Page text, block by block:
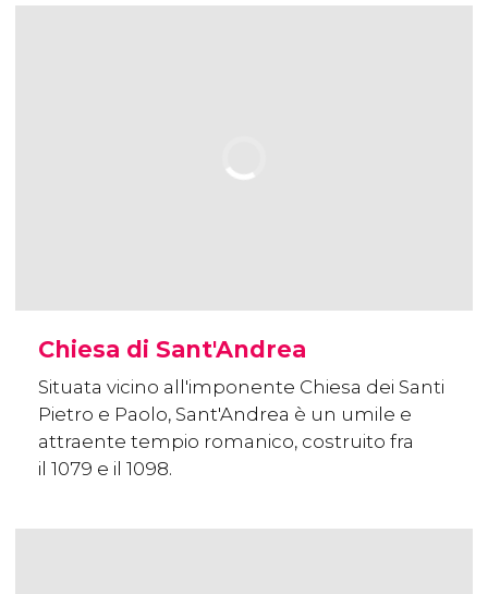
Chiesa di Sant'Andrea
Situata vicino all'imponente Chiesa dei Santi
Pietro e Paolo, Sant'Andrea è un umile e
attraente tempio romanico, costruito fra
il 1079 e il 1098.